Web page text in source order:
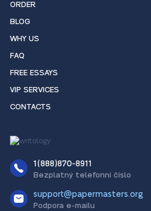
ORDER
BLOG
WHY US
FAQ
FREE ESSAYS
VIP SERVICES
CONTACTS
1(888)870-8911
Bezplatný telefonní číslo
support@papermasters.org
Podpora e-mailu